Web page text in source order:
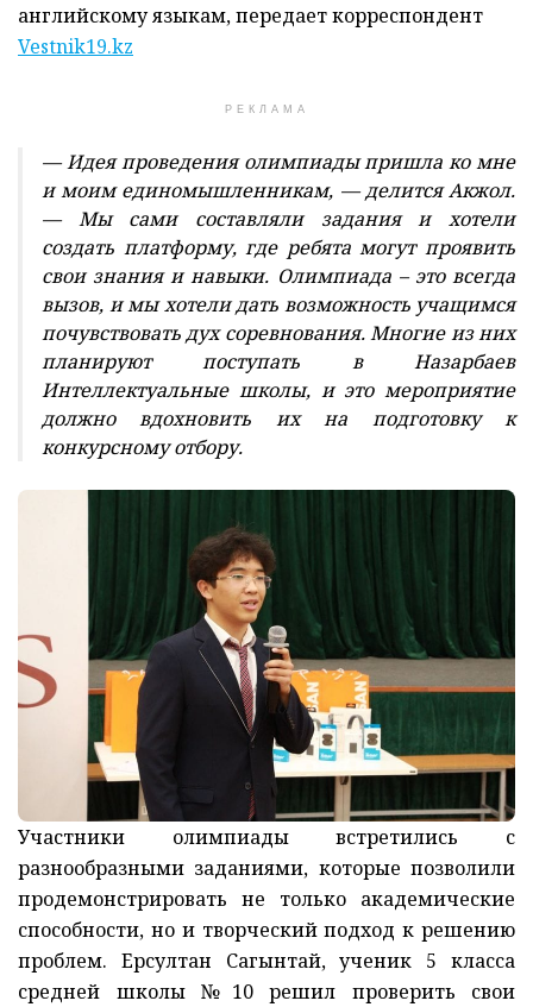
английскому языкам, передает корреспондент
Vestnik19.kz
РЕКЛАМА
— Идея проведения олимпиады пришла ко мне
и моим единомышленникам, — делится Акжол.
— Мы сами составляли задания и хотели
создать платформу, где ребята могут проявить
свои знания и навыки. Олимпиада – это всегда
вызов, и мы хотели дать возможность учащимся
почувствовать дух соревнования. Многие из них
планируют поступать в Назарбаев
Интеллектуальные школы, и это мероприятие
должно вдохновить их на подготовку к
конкурсному отбору.
Участники олимпиады встретились с
разнообразными заданиями, которые позволили
продемонстрировать не только академические
способности, но и творческий подход к решению
проблем. Ерсултан Сагынтай, ученик 5 класса
средней школы №10 решил проверить свои